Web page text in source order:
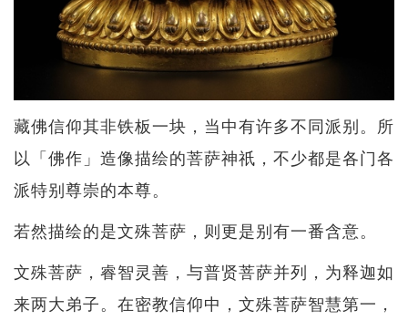
藏佛信仰其非铁板一块，当中有许多不同派别。所
以「佛作」造像描绘的菩萨神祇，不少都是各门各
派特别尊崇的本尊。
若然描绘的是文殊菩萨，则更是别有一番含意。
文殊菩萨，睿智灵善，与普贤菩萨并列，为释迦如
来两大弟子。在密教信仰中，文殊菩萨智慧第一，